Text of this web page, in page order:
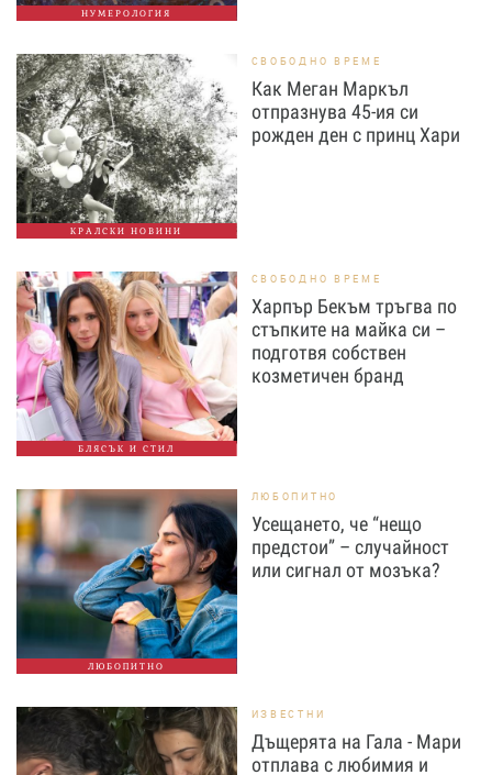
НУМЕРОЛОГИЯ
КРАЛСКИ НОВИНИ
СВОБОДНО ВРЕМЕ
Как Меган Маркъл
отпразнува 45-ия си
рожден ден с принц Хари
БЛЯСЪК И СТИЛ
СВОБОДНО ВРЕМЕ
Харпър Бекъм тръгва по
стъпките на майка си –
подготвя собствен
козметичен бранд
ЛЮБОПИТНО
ЛЮБОПИТНО
Усещането, че “нещо
предстои” – случайност
или сигнал от мозъка?
ИЗВЕСТНИ
Дъщерята на Гала - Мари
отплава с любимия и